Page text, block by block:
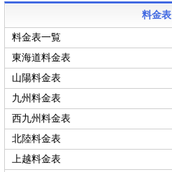
料金表
料金表一覧
東海道料金表
山陽料金表
九州料金表
西九州料金表
北陸料金表
上越料金表